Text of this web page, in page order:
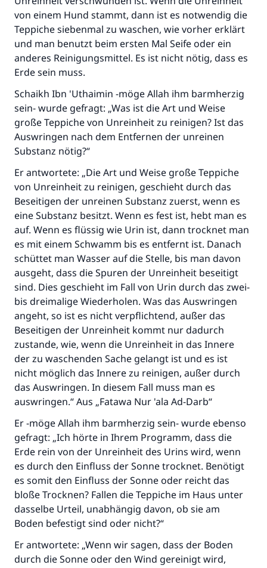
von einem Hund stammt, dann ist es notwendig die
Teppiche siebenmal zu waschen, wie vorher erklärt
und man benutzt beim ersten Mal Seife oder ein
anderes Reinigungsmittel. Es ist nicht nötig, dass es
Erde sein muss.
Schaikh Ibn 'Uthaimin -möge Allah ihm barmherzig
sein- wurde gefragt: „Was ist die Art und Weise
große Teppiche von Unreinheit zu reinigen? Ist das
Auswringen nach dem Entfernen der unreinen
Substanz nötig?“
Er antwortete: „Die Art und Weise große Teppiche
von Unreinheit zu reinigen, geschieht durch das
Beseitigen der unreinen Substanz zuerst, wenn es
eine Substanz besitzt. Wenn es fest ist, hebt man es
auf. Wenn es flüssig wie Urin ist, dann trocknet man
es mit einem Schwamm bis es entfernt ist. Danach
schüttet man Wasser auf die Stelle, bis man davon
ausgeht, dass die Spuren der Unreinheit beseitigt
sind. Dies geschieht im Fall von Urin durch das zwei-
bis dreimalige Wiederholen. Was das Auswringen
angeht, so ist es nicht verpflichtend, außer das
Beseitigen der Unreinheit kommt nur dadurch
zustande, wie, wenn die Unreinheit in das Innere
der zu waschenden Sache gelangt ist und es ist
nicht möglich das Innere zu reinigen, außer durch
das Auswringen. In diesem Fall muss man es
auswringen.“ Aus „Fatawa Nur 'ala Ad-Darb“
Er -möge Allah ihm barmherzig sein- wurde ebenso
gefragt: „Ich hörte in Ihrem Programm, dass die
Erde rein von der Unreinheit des Urins wird, wenn
es durch den Einfluss der Sonne trocknet. Benötigt
es somit den Einfluss der Sonne oder reicht das
bloße Trocknen? Fallen die Teppiche im Haus unter
dasselbe Urteil, unabhängig davon, ob sie am
Boden befestigt sind oder nicht?“
Er antwortete: „Wenn wir sagen, dass der Boden
durch die Sonne oder den Wind gereinigt wird,